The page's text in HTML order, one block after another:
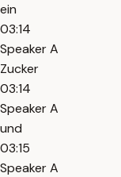
ein
03:14
Speaker A
Zucker
03:14
Speaker A
und
03:15
Speaker A